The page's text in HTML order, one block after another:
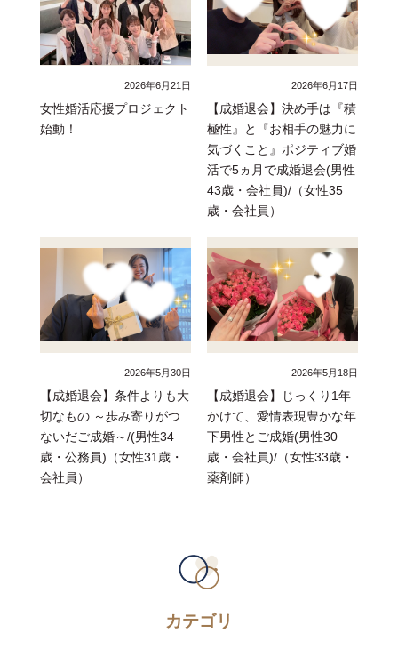
2026年6月21日
女性婚活応援プロジェクト
始動！
2026年6月17日
【成婚退会】決め手は『積
極性』と『お相手の魅力に
気づくこと』ポジティブ婚
活で5ヵ月で成婚退会(男性
43歳・会社員)/（女性35
歳・会社員）
2026年5月30日
【成婚退会】条件よりも大
切なもの ～歩み寄りがつ
ないだご成婚～/(男性34
歳・公務員)（女性31歳・
会社員）
2026年5月18日
【成婚退会】じっくり1年
かけて、愛情表現豊かな年
下男性とご成婚(男性30
歳・会社員)/（女性33歳・
薬剤師）
カテゴリ